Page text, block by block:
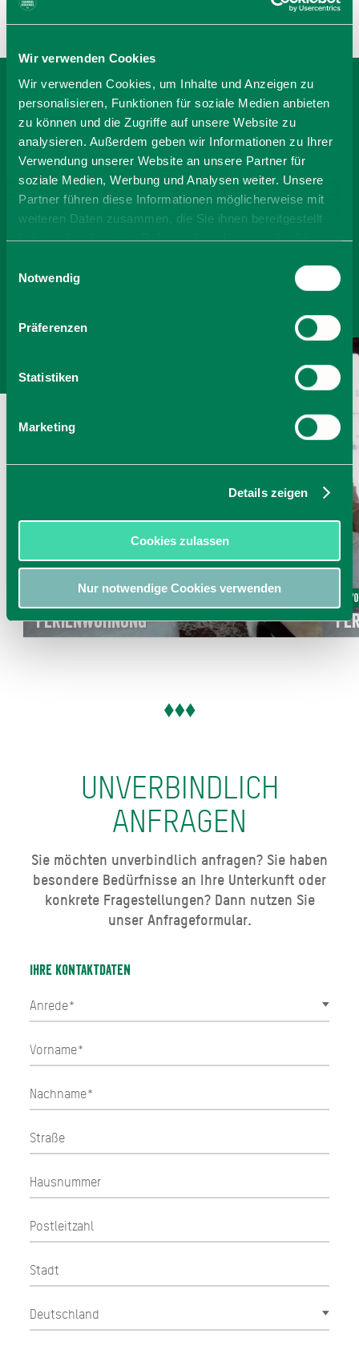
Wir verwenden Cookies
Wir verwenden Cookies, um Inhalte und Anzeigen zu
personalisieren, Funktionen für soziale Medien anbieten
zu können und die Zugriffe auf unsere Website zu
analysieren. Außerdem geben wir Informationen zu Ihrer
Verwendung unserer Website an unsere Partner für
soziale Medien, Werbung und Analysen weiter. Unsere
Partner führen diese Informationen möglicherweise mit
weiteren Daten zusammen, die Sie ihnen bereitgestellt
haben oder die sie im Rahmen Ihrer Nutzung der Dienste
Cookies, wenn Sie unsere Webseite weiterhin nutzen.
Notwendig
Präferenzen
Statistiken
Marketing
Details zeigen
Cookies zulassen
Nur notwendige Cookies verwenden
BEI SEEHÄUSL, MARGOT
WOLF BUCHEN
-
Ferienwohnung
Ab
UNVERBINDLICH
ANFRAGEN
Sie möchten unverbindlich anfragen? Sie haben
besondere Bedürfnisse an Ihre Unterkunft oder
konkrete Fragestellungen? Dann nutzen Sie
unser Anfrageformular.
Ihre Kontaktdaten